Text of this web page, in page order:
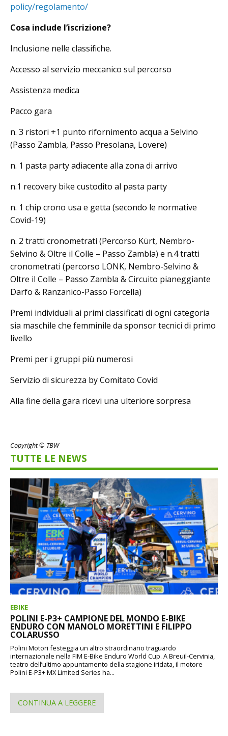
policy/regolamento/
Cosa include l’iscrizione?
Inclusione nelle classifiche.
Accesso al servizio meccanico sul percorso
Assistenza medica
Pacco gara
n. 3 ristori +1 punto rifornimento acqua a Selvino
(Passo Zambla, Passo Presolana, Lovere)
n. 1 pasta party adiacente alla zona di arrivo
n.1 recovery bike custodito al pasta party
n. 1 chip crono usa e getta (secondo le normative
Covid-19)
n. 2 tratti cronometrati (Percorso Kürt, Nembro-
Selvino & Oltre il Colle – Passo Zambla) e n.4 tratti
cronometrati (percorso LONK, Nembro-Selvino &
Oltre il Colle – Passo Zambla & Circuito pianeggiante
Darfo & Ranzanico-Passo Forcella)
Premi individuali ai primi classificati di ogni categoria
sia maschile che femminile da sponsor tecnici di primo
livello
Premi per i gruppi più numerosi
Servizio di sicurezza by Comitato Covid
Alla fine della gara ricevi una ulteriore sorpresa
Copyright © TBW
TUTTE LE NEWS
EBIKE
POLINI E-P3+ CAMPIONE DEL MONDO E-BIKE
ENDURO CON MANOLO MORETTINI E FILIPPO
COLARUSSO
Polini Motori festeggia un altro straordinario traguardo
internazionale nella FIM E-Bike Enduro World Cup. A Breuil-Cervinia,
teatro dell’ultimo appuntamento della stagione iridata, il motore
Polini E-P3+ MX Limited Series ha...
CONTINUA A LEGGERE